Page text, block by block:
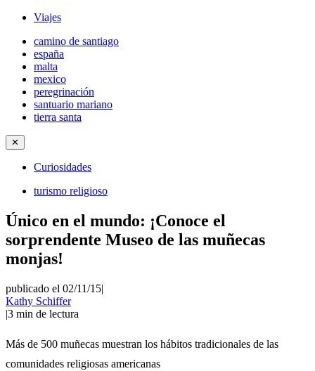
Viajes
camino de santiago
españa
malta
mexico
peregrinación
santuario mariano
tierra santa
✕
Curiosidades
turismo religioso
Único en el mundo: ¡Conoce el
sorprendente Museo de las muñecas
monjas!
publicado el 02/11/15|
Kathy Schiffer
|3 min de lectura
Más de 500 muñecas muestran los hábitos tradicionales de las
comunidades religiosas americanas